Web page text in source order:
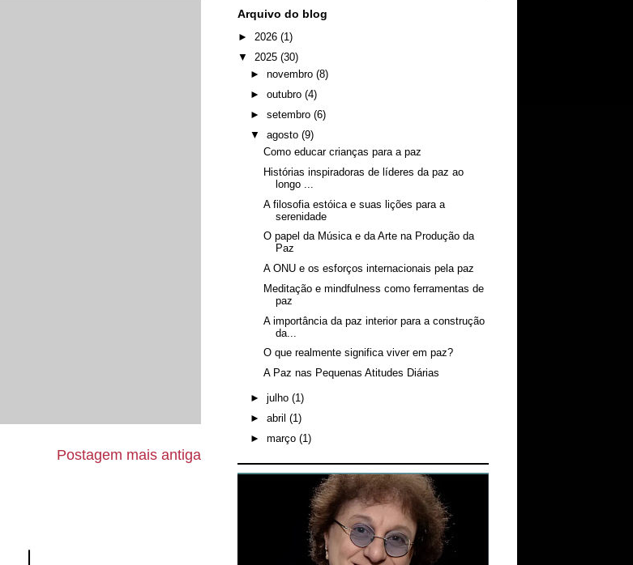
Postagem mais antiga
Arquivo do blog
► 2026 (1)
▼ 2025 (30)
►novembro(8)
►outubro(4)
►setembro(6)
▼agosto(9)
Como educar crianças para a paz
Histórias inspiradoras de líderes da paz ao
longo ...
A filosofia estóica e suas lições para a
serenidade
O papel da Música e da Arte na Produção da
Paz
A ONU e os esforços internacionais pela paz
Meditação e mindfulness como ferramentas de
paz
A importância da paz interior para a construção
da...
O que realmente significa viver em paz?
A Paz nas Pequenas Atitudes Diárias
►julho(1)
►abril(1)
►março(1)